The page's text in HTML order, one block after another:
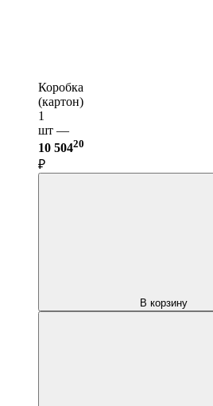
Коробка
(картон)
1
шт —
10 50420
₽
В корзину